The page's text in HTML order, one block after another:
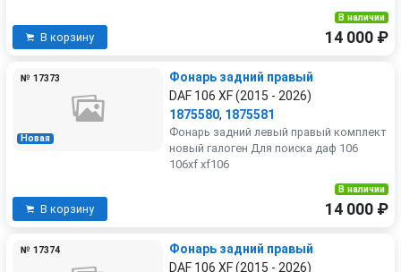
В корзину
В наличии
14 000 ₽
Новая
№ 17373
Фонарь задний правый
DAF 106 XF (2015 - 2026)
1875580, 1875581
Фонарь задний левый правый комплект
новый галоген Для поиска даф 106
106xf xf106
В корзину
В наличии
14 000 ₽
№ 17374
Фонарь задний правый
DAF 106 XF (2015 - 2026)